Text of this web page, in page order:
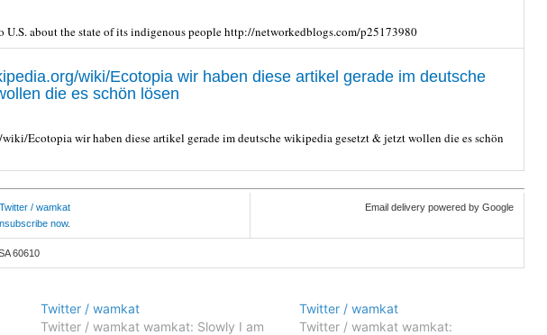
U.S. about the state of its indigenous people http://networkedblogs.com/p25173980
wiki/Ecotopia wir haben diese artikel gerade im deutsche
die es schön lösen
Ecotopia wir haben diese artikel gerade im deutsche wikipedia gesetzt & jetzt wollen die es schön
Twitter / wamkat
now.
Email delivery powered by Google
60610
Twitter / wamkat
Twitter / wamkat wamkat: Slowly I am
Twitter / wamkat
Twitter / wamkat wamkat: